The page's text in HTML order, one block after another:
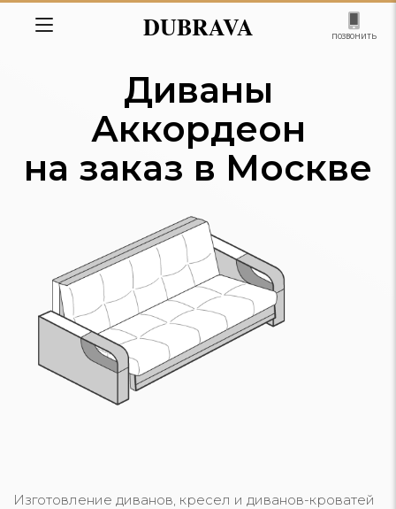
DUBRAVA позвонить
Диваны
Аккордеон
на заказ в Москве
Изготовление диванов, кресел и диванов-кроватей